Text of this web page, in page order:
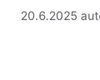
20.6.2025